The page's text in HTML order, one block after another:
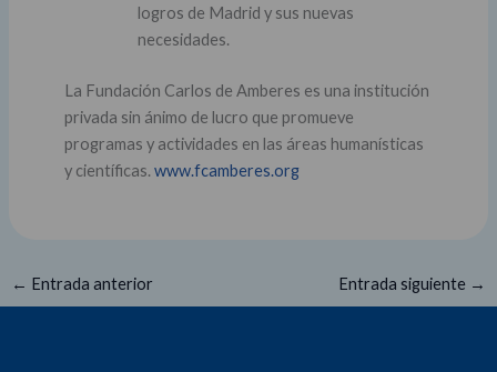
logros de Madrid y sus nuevas
necesidades.
La Fundación Carlos de Amberes es una institución
privada sin ánimo de lucro que promueve
programas y actividades en las áreas humanísticas
y científicas. www.fcamberes.org
← Entrada anterior Entrada siguiente →